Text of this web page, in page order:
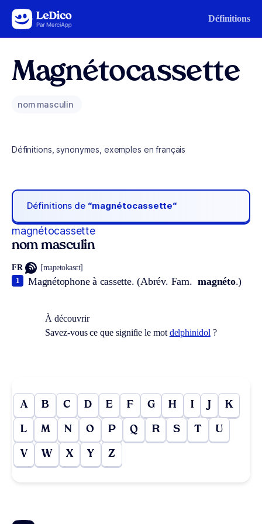
Aller au contenu Définitions
Magnétocassette
nom masculin
Définitions, synonymes, exemples en français
Définitions de “magnétocassette“
magnétocassette
nom masculin
FR [maɲetokasɛt]
Magnétophone à cassette. (Abrév. Fam. magnéto.)
1
À découvrir
Savez-vous ce que signifie le mot delphinidol ?
A B C D E F G H I J K
L M N O P Q R S T U
V W X Y Z